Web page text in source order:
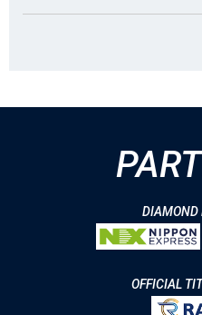
DIAMOND
OFFICIAL